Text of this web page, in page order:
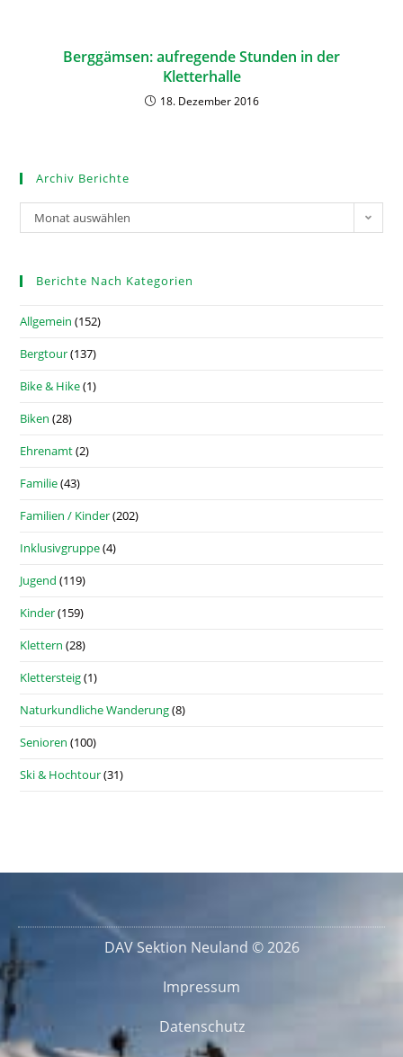
Berggämsen: aufregende Stunden in der
Kletterhalle
18. Dezember 2016
Archiv Berichte
Monat auswählen
Berichte Nach Kategorien
Allgemein (152)
Bergtour(137)
Bike & Hike(1)
Biken (28)
Ehrenamt(2)
Familie(43)
Familien / Kinder(202)
Inklusivgruppe(4)
Jugend (119)
Kinder(159)
Klettern (28)
Klettersteig(1)
Naturkundliche Wanderung(8)
Senioren (100)
Ski & Hochtour(31)
DAV Sektion Neuland © 2026
Impressum
Datenschutz